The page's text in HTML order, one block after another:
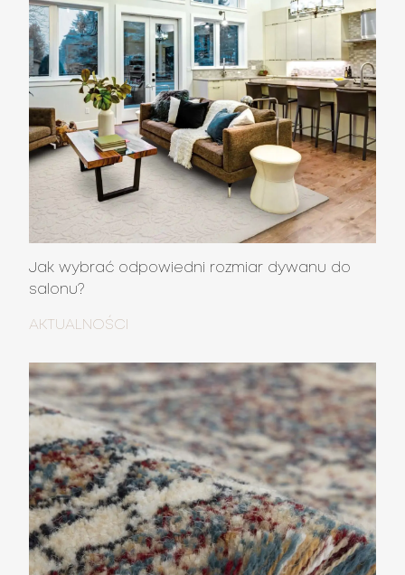
Jak wybrać odpowiedni rozmiar dywanu do
salonu?
AKTUALNOŚCI